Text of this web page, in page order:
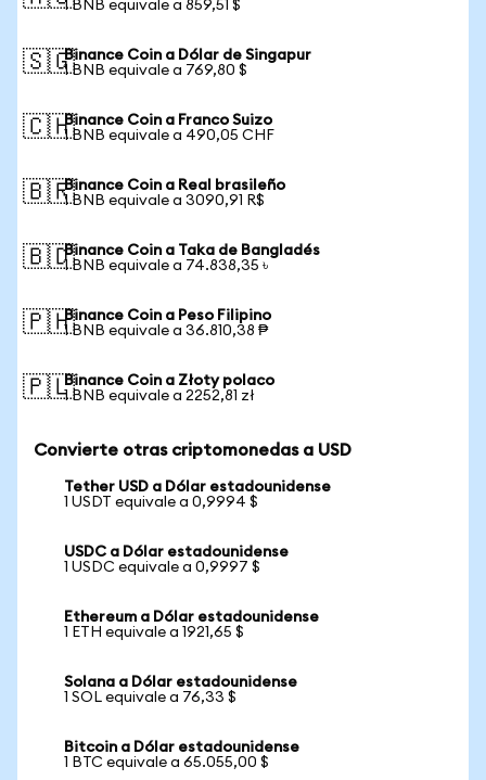
1 BNB equivale a 859,51 $
🇸🇬Binance Coin a Dólar de Singapur
1 BNB equivale a 769,80 $
🇨🇭Binance Coin a Franco Suizo
1 BNB equivale a 490,05 CHF
🇧🇷Binance Coin a Real brasileño
1 BNB equivale a 3090,91 R$
🇧🇩Binance Coin a Taka de Bangladés
1 BNB equivale a 74.838,35 ৳
🇵🇭Binance Coin a Peso Filipino
1 BNB equivale a 36.810,38 ₱
🇵🇱Binance Coin a Złoty polaco
1 BNB equivale a 2252,81 zł
Convierte otras criptomonedas a USD
Tether USD a Dólar estadounidense
1 USDT equivale a 0,9994 $
USDC a Dólar estadounidense
1 USDC equivale a 0,9997 $
Ethereum a Dólar estadounidense
1 ETH equivale a 1921,65 $
Solana a Dólar estadounidense
1 SOL equivale a 76,33 $
Bitcoin a Dólar estadounidense
1 BTC equivale a 65.055,00 $